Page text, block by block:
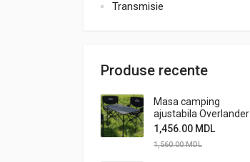
Transmisie
Produse recente
Masa camping
ajustabila Overlander
1,456.00 MDL
1,560.00MDL